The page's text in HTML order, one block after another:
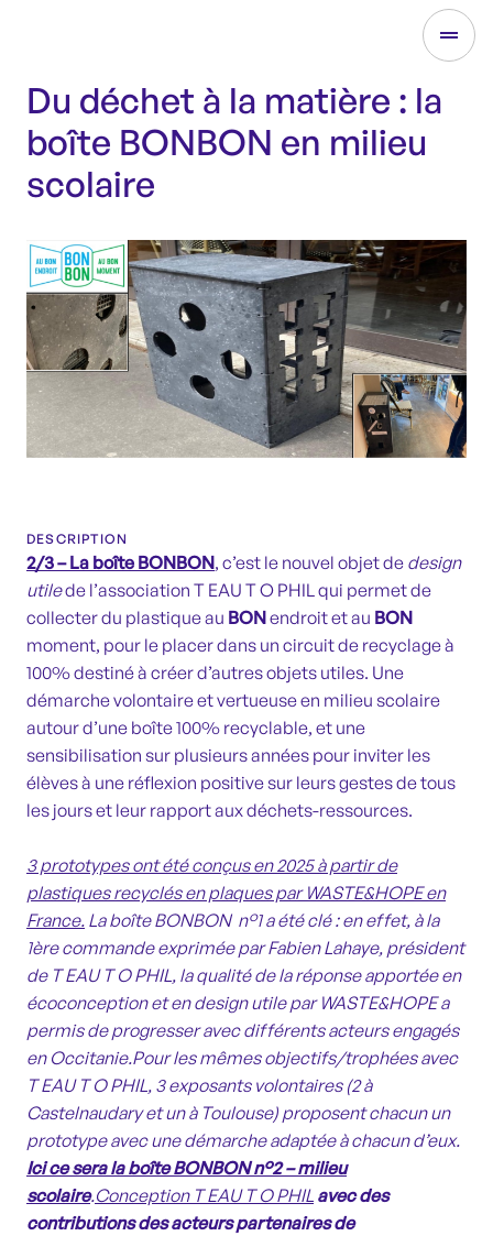
Du déchet à la matière : la
boîte BONBON en milieu
scolaire
DESCRIPTION
2/3 – La boîte BONBON, c’est le nouvel objet de design
utilede l’association T EAU T O PHILqui permet de
collecter du plastique au BONendroit et au BON
moment, pour le placer dans un circuit de recyclage à
100% destiné à créer d’autres objets utiles. Une
démarche volontaire et vertueuse en milieu scolaire
autour d’une boîte 100% recyclable, et une
sensibilisation sur plusieurs années pour inviter les
élèves à une réflexion positive sur leurs gestes de tous
les jours et leur rapport aux déchets-ressources.
3 prototypes ont été conçus en 2025 à partir de
plastiques recyclés en plaques par WASTE&HOPE en
France. La boîte BONBON n°1 a été clé : en effet, à la
1ère commande exprimée parFabien Lahaye, président
de T EAU T O PHIL, la qualité de la réponse apportée en
écoconception et en design utile par WASTE&HOPEa
permis de progresseravec différents acteurs engagés
en Occitanie.Pour les mêmes objectifs/trophées avec
T EAU T O PHIL, 3 exposants volontaires (2 à
Castelnaudary et un à Toulouse) proposent chacun un
prototype avec une démarche adaptée à chacun d’eux.
Ici ce sera la boîte BONBON n°2 – milieu
scolaire.Conception T EAU T O PHIL avec des
contributionsdes acteurs partenaires de